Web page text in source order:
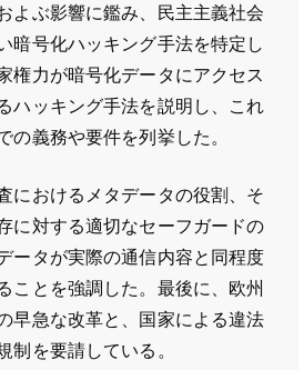
よぶ影響に鑑み、民主主義社会
暗号化ハッキング手法を特定し
権力が暗号化データにアクセス
ハッキング手法を説明し、これ
の義務や要件を列挙した。
におけるメタデータの役割、そ
に対する適切なセーフガードの
ータが実際の通信内容と同程度
ことを強調した。最後に、欧州
早急な改革と、国家による違法
制を要請している。